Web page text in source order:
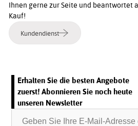
Ihnen gerne zur Seite und beantwortet
Kauf!
Kundendienst
Erhalten Sie die besten Angebote
zuerst! Abonnieren Sie noch heute
unseren Newsletter